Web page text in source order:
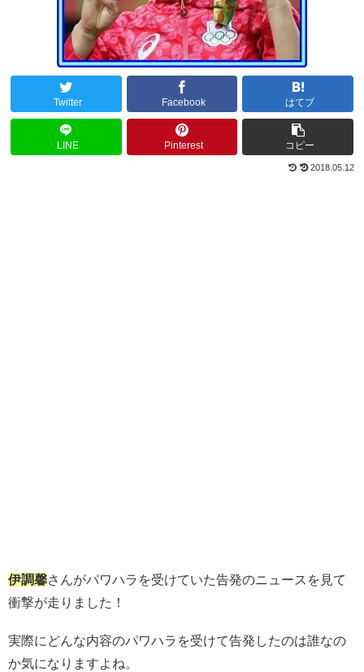
Twitter Facebook はてブ
LINE Pinterest コピー
2018.05.12
伊調馨さんがパワハラを受けていた告発のニュースを見て
衝撃が走りました！
実際にどんな内容のパワハラを受けて告発したのは誰なの
か気になりますよね。